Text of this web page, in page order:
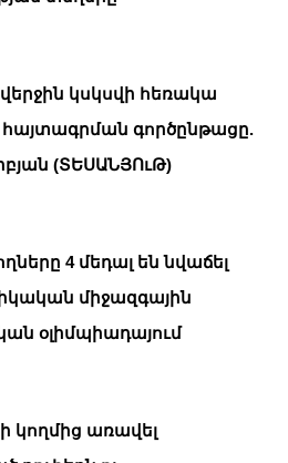
կսկսվի հեռակա
հայտագրման գործընթացը.
(ՏԵՍԱՆՅՈւԹ)
4 մեդալ են նվաճել
միջազգային
օլիմպիադայում
կողմից առավել